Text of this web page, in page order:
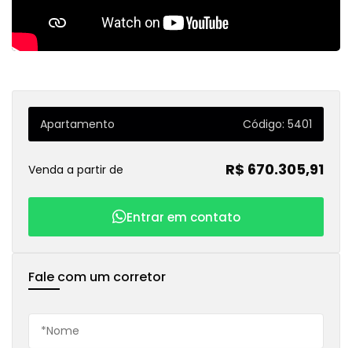
Apartamento Código: 5401
Venda a partir de R$ 670.305,91
Entrar em contato
Fale com um corretor